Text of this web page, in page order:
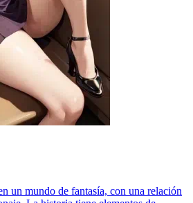
un mundo de fantasía, con una relación